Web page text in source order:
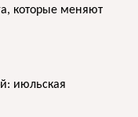
которые меняют
июльская